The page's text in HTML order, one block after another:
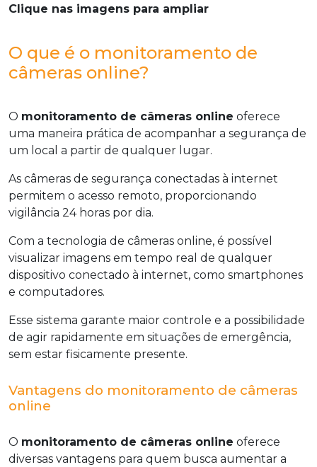
Clique nas imagens para ampliar
O que é o monitoramento de
câmeras online?
O monitoramento de câmeras online oferece
uma maneira prática de acompanhar a segurança de
um local a partir de qualquer lugar.
As câmeras de segurança conectadas à internet
permitem o acesso remoto, proporcionando
vigilância 24 horas por dia.
Com a tecnologia de câmeras online, é possível
visualizar imagens em tempo real de qualquer
dispositivo conectado à internet, como smartphones
e computadores.
Esse sistema garante maior controle e a possibilidade
de agir rapidamente em situações de emergência,
sem estar fisicamente presente.
Vantagens do monitoramento de câmeras
online
O monitoramento de câmeras online oferece
diversas vantagens para quem busca aumentar a